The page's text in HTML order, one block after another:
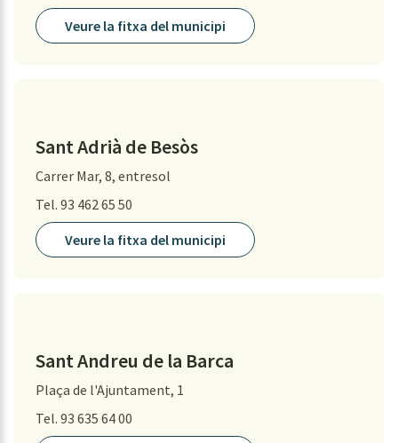
Veure la fitxa del municipi
Sant Adrià de Besòs
Carrer Mar, 8, entresol
Tel. 93 462 65 50
Veure la fitxa del municipi
Sant Andreu de la Barca
Plaça de l'Ajuntament, 1
Tel. 93 635 64 00